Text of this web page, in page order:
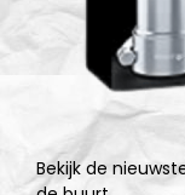
Bekijk de